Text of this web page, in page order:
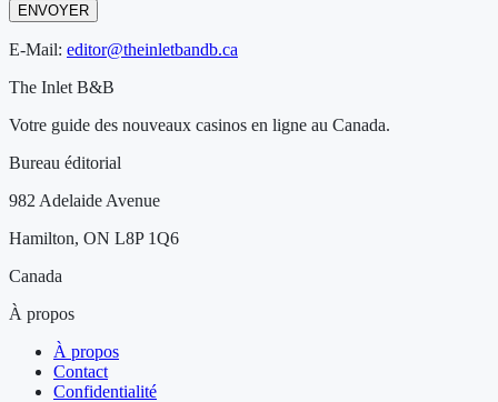
ENVOYER
E-Mail: editor@theinletbandb.ca
The Inlet B&B
Votre guide des nouveaux casinos en ligne au Canada.
Bureau éditorial
982 Adelaide Avenue
Hamilton, ON L8P 1Q6
Canada
À propos
À propos
Contact
Confidentialité